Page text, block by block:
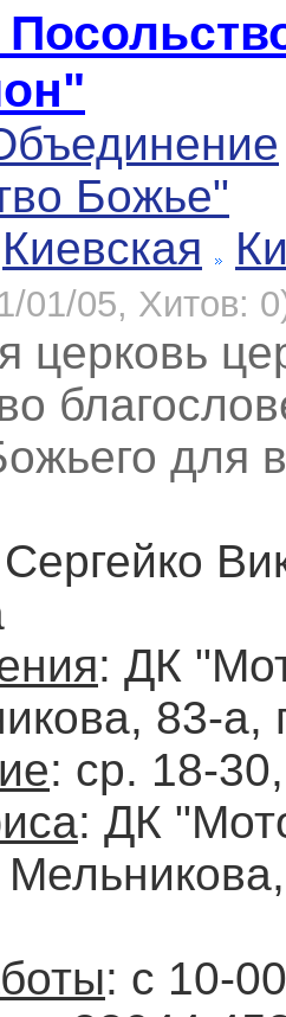
Божье"
Киевская
01/05, Хитов:
церковь
для
: ДК
83-а,
: ср. 18-
: ДК
: с 10-